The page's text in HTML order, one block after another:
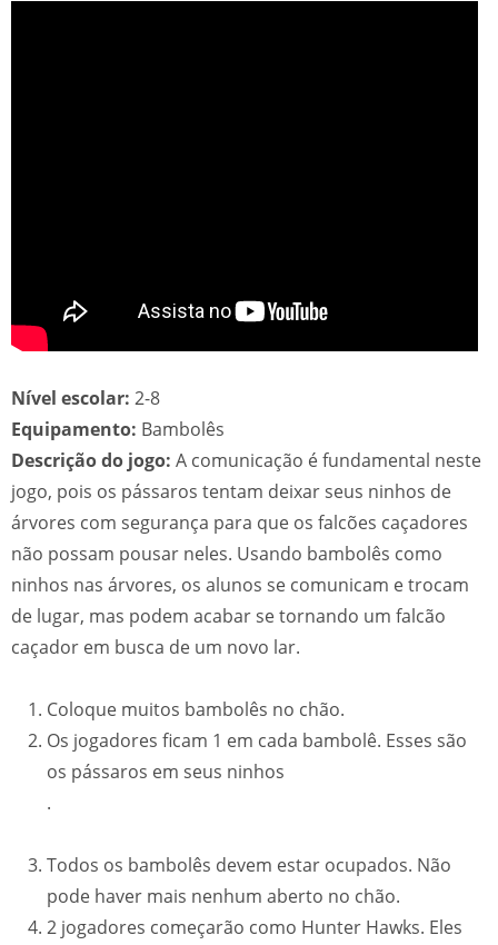
Nível escolar: 2-8
Equipamento: Bambolês
Descrição do jogo: A comunicação é fundamental neste
jogo, pois os pássaros tentam deixar seus ninhos de
árvores com segurança para que os falcões caçadores
não possam pousar neles. Usando bambolês como
ninhos nas árvores, os alunos se comunicam e trocam
de lugar, mas podem acabar se tornando um falcão
caçador em busca de um novo lar.
Coloque muitos bambolês no chão.
Os jogadores ficam 1 em cada bambolê. Esses são
os pássaros em seus ninhos
.
Todos os bambolês devem estar ocupados. Não
pode haver mais nenhum aberto no chão.
2 jogadores começarão como Hunter Hawks. Eles